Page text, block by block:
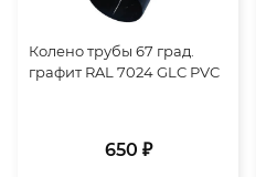
Колено трубы 67 град.
графит RAL 7024 GLC PVC
650 ₽